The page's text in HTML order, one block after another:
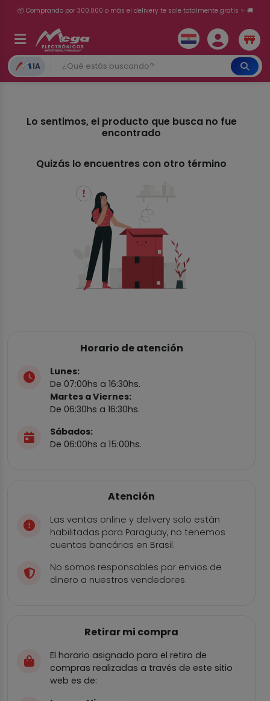
📦 Comprando por 300.000 o más el delivery te sale totalmente gratis ✨ 🚚
💳 ¡HASTA 24 CUOTAS SIN INTERÉS con tarjetas adheridas!
IA
Lo sentimos, el producto que busca no fue
encontrado
Quizás lo encuentres con otro término
Horario de atención
Lunes:
De 07:00hs a 16:30hs.
Martes a Viernes:
De 06:30hs a 16:30hs.
Sábados:
De 06:00hs a 15:00hs.
Atención
Las ventas online y delivery solo están
habilitadas para Paraguay, no tenemos
cuentas bancárias en Brasil.
No somos responsables por envios de
dinero a nuestros vendedores.
Retirar mi compra
El horario asignado para el retiro de
compras realizadas a través de este sitio
web es de: